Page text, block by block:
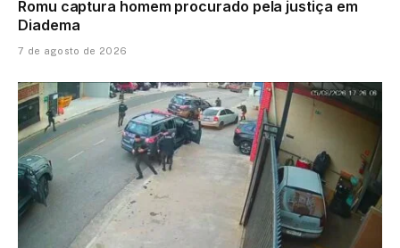
Romu captura homem procurado pela justiça em
Diadema
7 de agosto de 2026